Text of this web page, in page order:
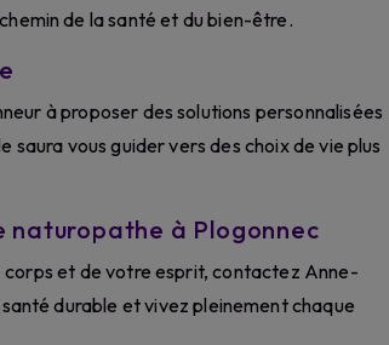
de la santé et du bien-être.
à proposer des solutions personnalisées
vous guider vers des choix de vie plus
naturopathe à Plogonnec
et de votre esprit, contactez Anne-
durable et vivez pleinement chaque